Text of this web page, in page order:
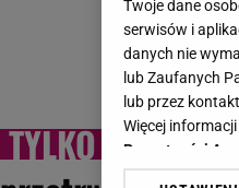
Twoje dane
serwisów i
danych nie
lub Zaufanych
lub przez
Więcej
Prywatności